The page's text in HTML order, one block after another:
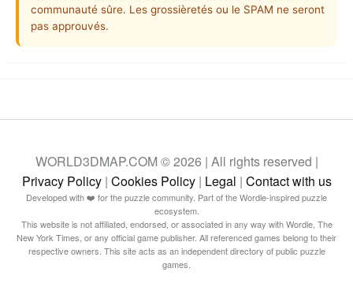
communauté sûre. Les grossièretés ou le SPAM ne seront
pas approuvés.
WORLD3DMAP.COM © 2026 | All rights reserved |
Privacy Policy| Cookies Policy| Legal | Contact with us
Developed with ❤️ for the puzzle community. Part of the Wordle-inspired puzzle
ecosystem.
This website is not affiliated, endorsed, or associated in any way with Wordle, The
New York Times, or any official game publisher. All referenced games belong to their
respective owners. This site acts as an independent directory of public puzzle
games.